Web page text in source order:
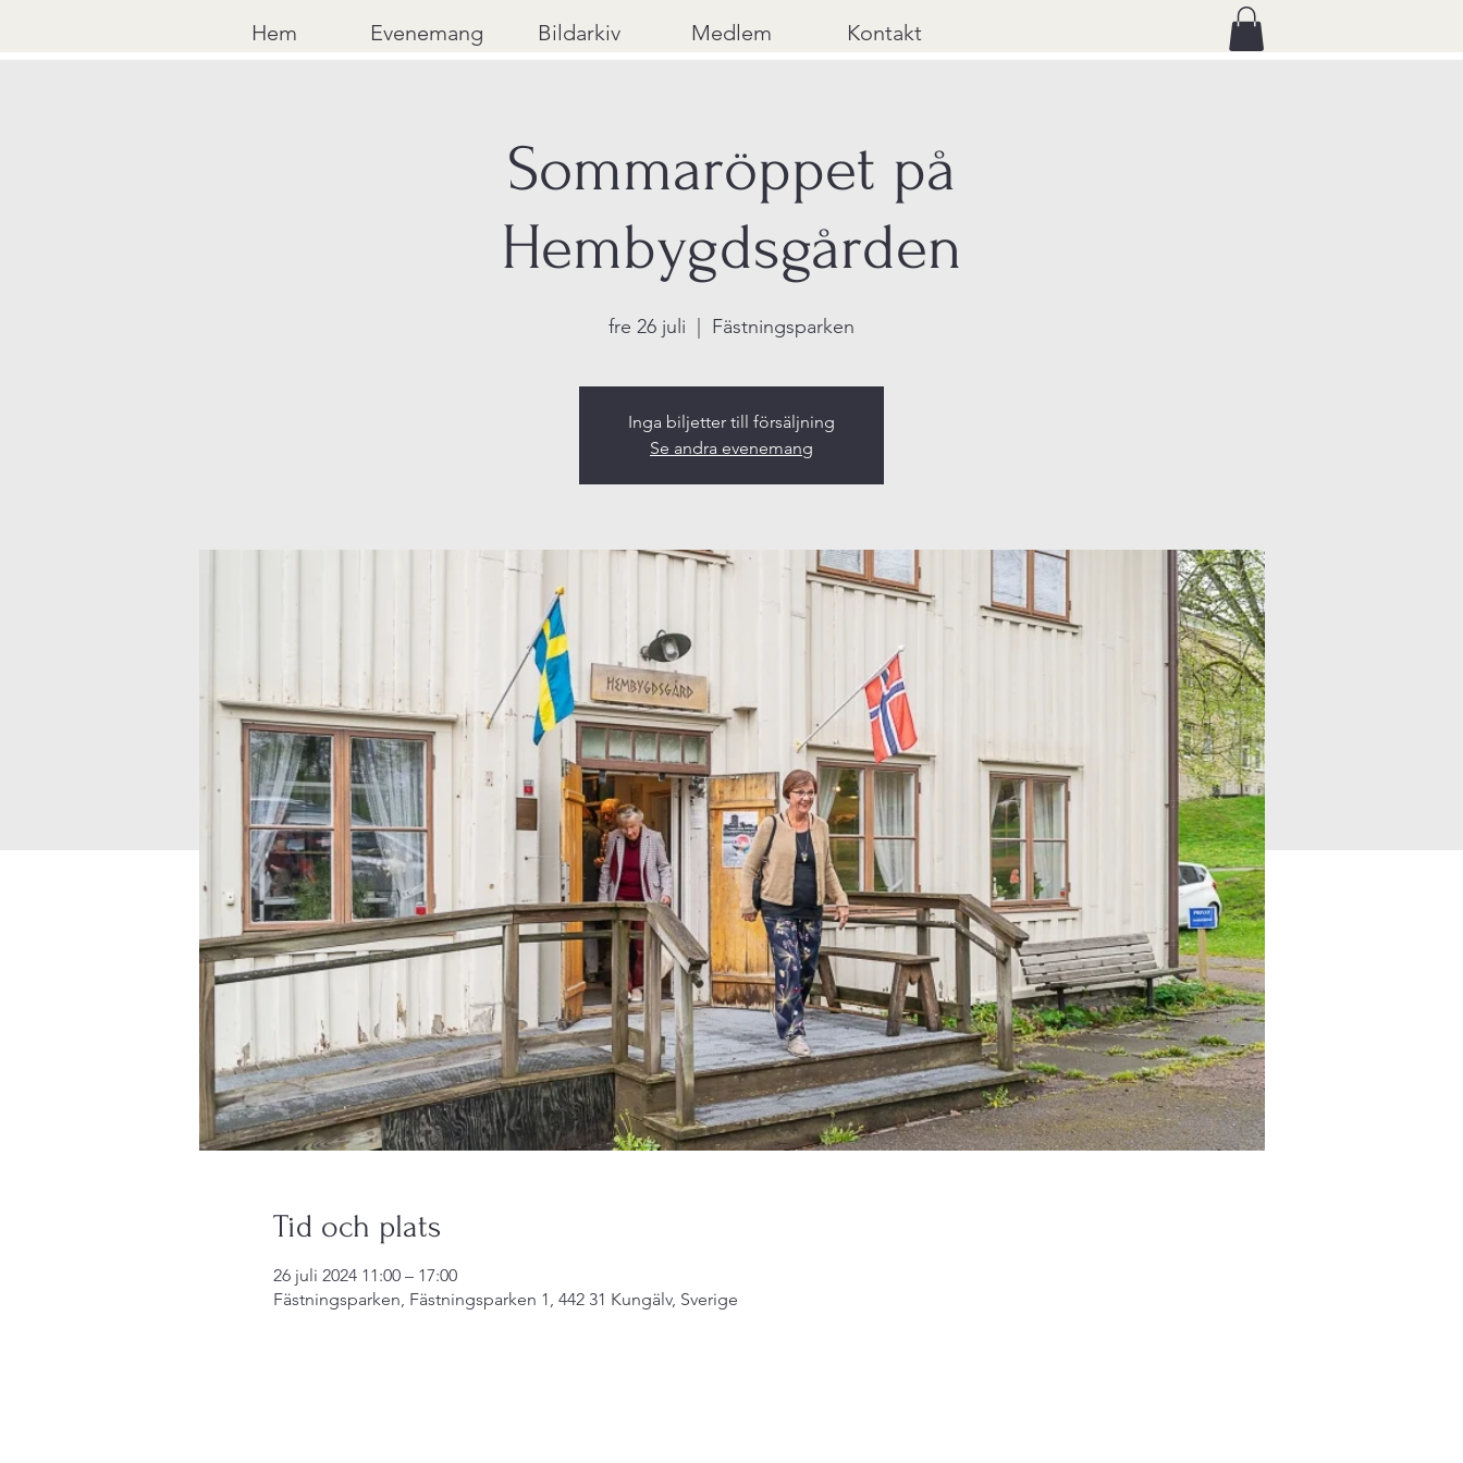
Hem Evenemang Bildarkiv Medlem Kontakt
Sommaröppet på
Hembygdsgården
fre 26 juli
  |
Fästningsparken
Inga biljetter till försäljning
Se andra evenemang
Tid och plats
26 juli 2024 11:00 – 17:00
Fästningsparken, Fästningsparken 1, 442 31 Kungälv, Sverige